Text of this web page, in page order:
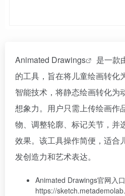
Animated Drawings
是一款
的工具，旨在将儿童绘画转化
智能技术，将静态绘画转化为
想象力。用户只需上传绘画作
物、调整轮廓、标记关节，并
效果。该工具操作简便，适合
发创造力和艺术表达。
Animated Drawings官网入口
https://